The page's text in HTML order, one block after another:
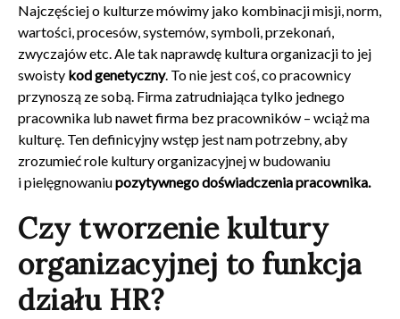
Najczęściej o kulturze mówimy jako kombinacji misji, norm,
wartości, procesów, systemów, symboli, przekonań,
zwyczajów etc. Ale tak naprawdę kultura organizacji to jej
swoisty kod genetyczny. To nie jest coś, co pracownicy
przynoszą ze sobą. Firma zatrudniająca tylko jednego
pracownika lub nawet firma bez pracowników – wciąż ma
kulturę. Ten definicyjny wstęp jest nam potrzebny, aby
zrozumieć role kultury organizacyjnej w budowaniu
i pielęgnowaniupozytywnego doświadczenia pracownika.
Czy tworzenie kultury
organizacyjnej to funkcja
działu HR?